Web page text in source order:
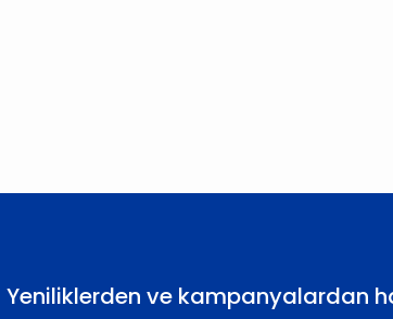
Yeniliklerden ve kampanyalardan